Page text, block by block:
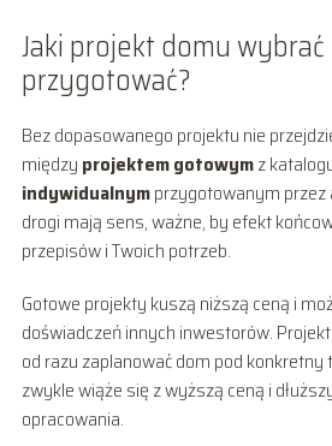
Jaki projekt domu wybrać
przygotować?
Bez dopasowanego projektu nie
między projektem gotowymz
indywidualnymprzygotowanym przez
drogi mają sens, ważne, by efekt
przepisów i Twoich potrzeb.
Gotowe projekty kuszą niższą ceną i
doświadczeń innych inwestorów.
od razu zaplanować dom pod konkretny
zwykle wiąże się z wyższą ceną i
opracowania.